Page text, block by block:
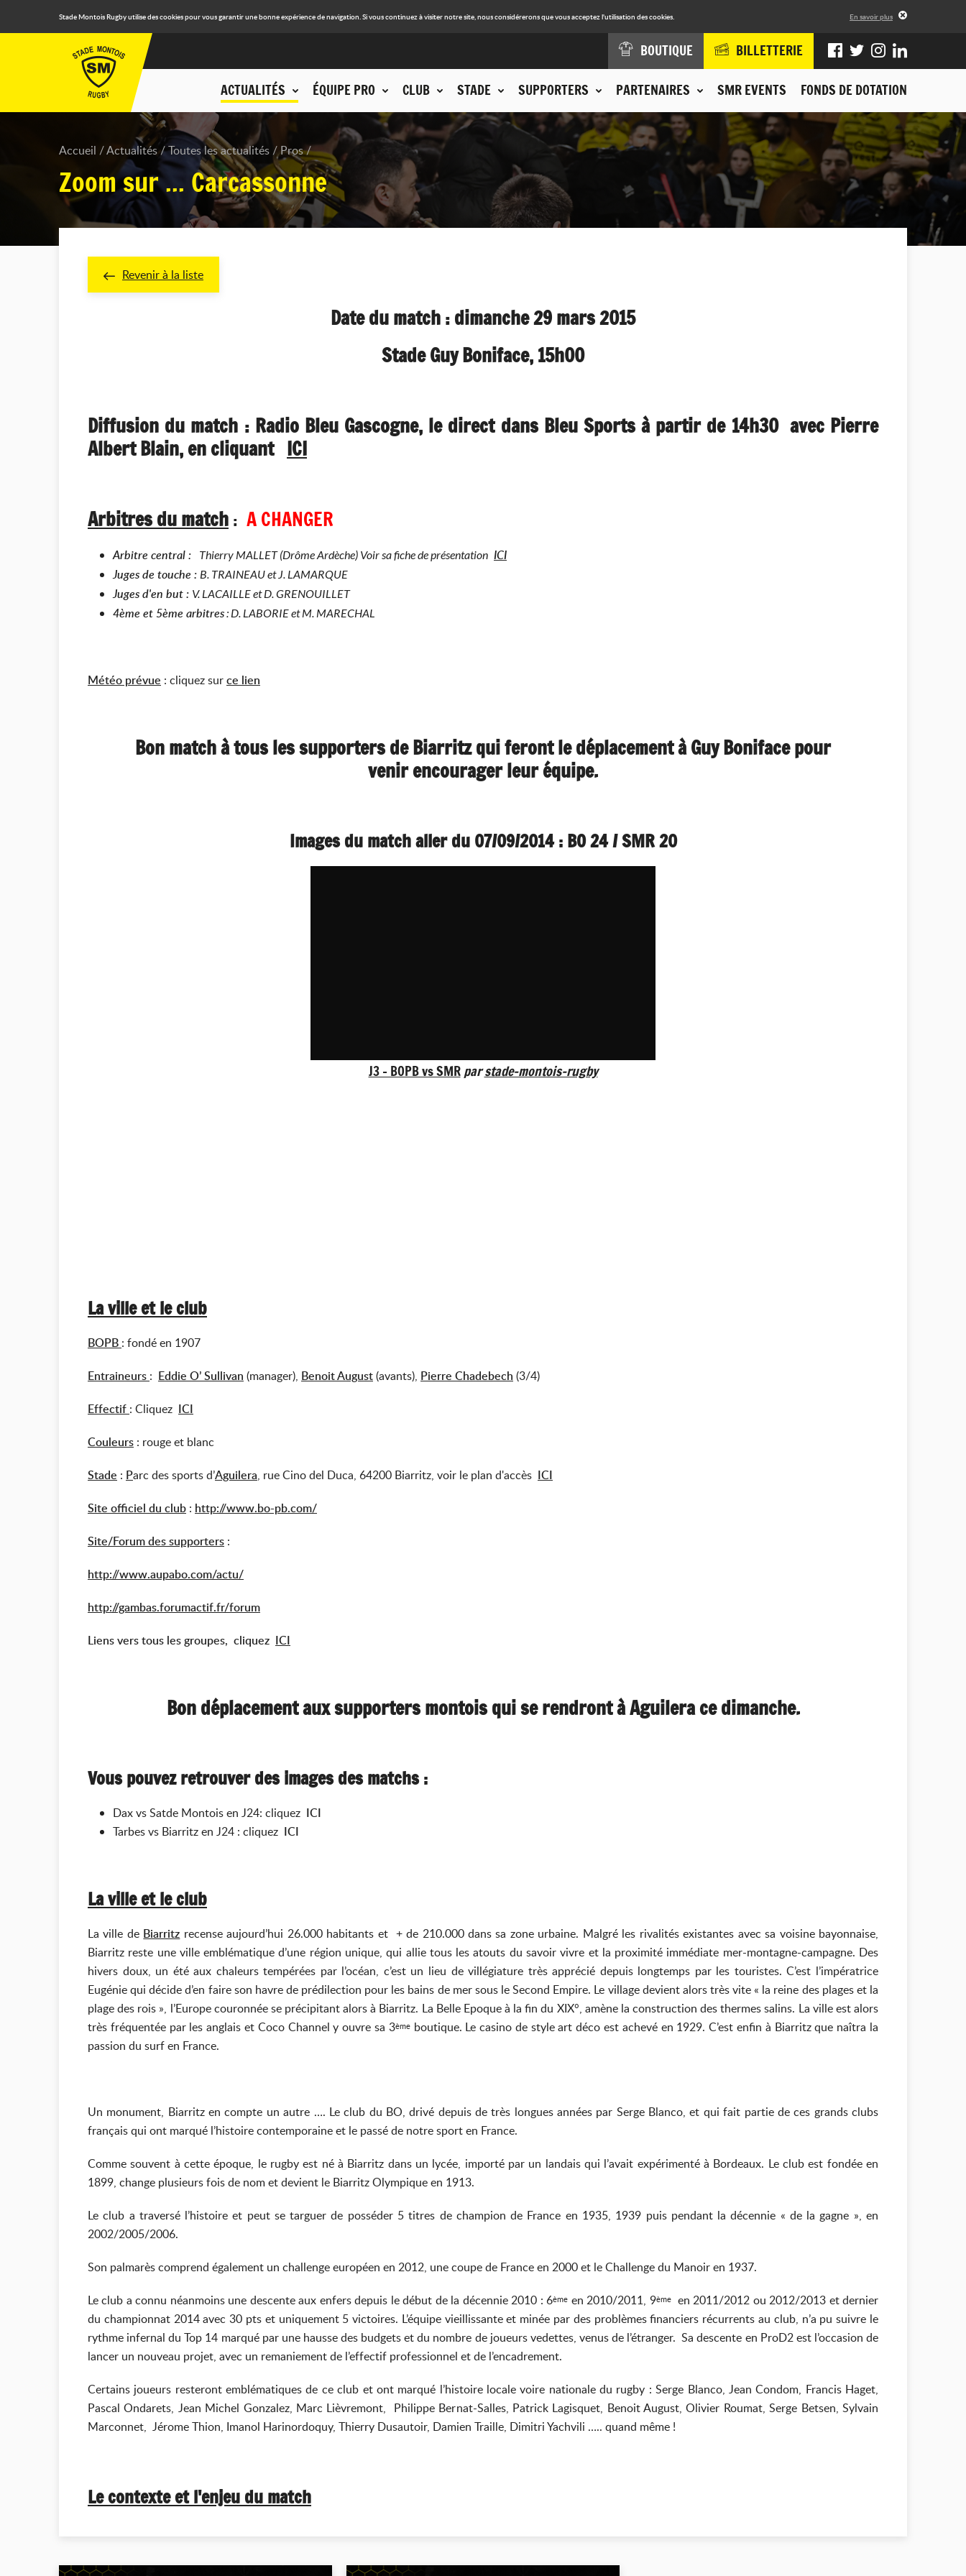
Stade Montois Rugby utilise des cookies pour vous garantir une bonne expérience de navigation. Si vous continuez à visiter notre site, nous considérerons que vous acceptez l'utilisation des cookies. En savoir plus
ACTUALITÉS ÉQUIPE PRO CLUB STADE SUPPORTERS PARTENAIRES SMR EVENTS FONDS DE DOTATION
BOUTIQUE BILLETTERIE
Accueil Actualités Toutes les actualités Pros
Zoom sur ... Carcassonne
Revenir à la liste
Date du match : dimanche 29 mars 2015
Stade Guy Boniface, 15h00
Diffusion du match : Radio Bleu Gascogne, le direct dans Bleu Sports à partir de 14h30 avec Pierre
Albert Blain, en cliquant ICI
Arbitres du match: A CHANGER
Arbitre central : Thierry MALLET (Drôme Ardèche) Voir sa fiche de présentation ICI
Juges de touche : B. TRAINEAU et J. LAMARQUE
Juges d'en but : V. LACAILLE et D. GRENOUILLET
4ème et 5ème arbitres: D. LABORIE et M. MARECHAL
Météo prévue : cliquez surce lien
Bon match à tous les supporters de Biarritz qui feront le déplacement à Guy Boniface pour
venir encourager leur équipe.
Images du match aller du 07/09/2014 : BO 24 / SMR 20
J3 - BOPB vs SMR parstade-montois-rugby
La ville et le club
BOPB : fondé en 1907
Entraineurs : Eddie O’ Sullivan (manager), Benoit August(avants), Pierre Chadebech (3/4)
Effectif : Cliquez ICI
Couleurs : rouge et blanc
Stade : Parc des sports d’Aguilera, rue Cino del Duca, 64200 Biarritz, voir le plan d'accès ICI
Site officiel du club : http://www.bo-pb.com/
Site/Forum des supporters :
http://www.aupabo.com/actu/
http://gambas.forumactif.fr/forum
Liens vers tous les groupes, cliquez ICI
Bon déplacement aux supporters montois qui se rendront à Aguilera ce dimanche.
Vous pouvez retrouver des images des matchs :
Dax vs Satde Montois en J24: cliquez ICI
Tarbes vs Biarritz en J24 : cliquez ICI
La ville et le club
La ville de Biarritz recense aujourd’hui 26.000 habitants et + de 210.000 dans sa zone urbaine. Malgré les rivalités existantes avec sa voisine bayonnaise,
Biarritz reste une ville emblématique d’une région unique, qui allie tous les atouts du savoir vivre et la proximité immédiate mer-montagne-campagne. Des
hivers doux, un été aux chaleurs tempérées par l’océan, c’est un lieu de villégiature très apprécié depuis longtemps par les touristes. C’est l’impératrice
Eugénie qui décide d’en faire son havre de prédilection pour les bains de mer sous le Second Empire. Le village devient alors très vite « la reine des plages et la
plage des rois », l’Europe couronnée se précipitant alors à Biarritz. La Belle Epoque à la fin du XIX°, amène la construction des thermes salins. La ville est alors
très fréquentée par les anglais et Coco Channel y ouvre sa 3èmeboutique. Le casino de style art déco est achevé en 1929. C’est enfin à Biarritz que naîtra la
passion du surf en France.
Un monument, Biarritz en compte un autre …. Le club du BO, drivé depuis de très longues années par Serge Blanco, et qui fait partie de ces grands clubs
français qui ont marqué l’histoire contemporaine et le passé de notre sport en France.
Comme souvent à cette époque, le rugby est né à Biarritz dans un lycée, importé par un landais qui l’avait expérimenté à Bordeaux. Le club est fondée en
1899, change plusieurs fois de nom et devient le Biarritz Olympique en 1913.
Le club a traversé l’histoire et peut se targuer de posséder 5 titres de champion de France en 1935, 1939 puis pendant la décennie « de la gagne », en
2002/2005/2006.
Son palmarès comprend également un challenge européen en 2012, une coupe de France en 2000 et le Challenge du Manoir en 1937.
Le club a connu néanmoins une descente aux enfers depuis le début de la décennie 2010 : 6ème en 2010/2011, 9èmeen 2011/2012 ou 2012/2013 et dernier
du championnat 2014 avec 30 pts et uniquement 5 victoires. L’équipe vieillissante et minée par des problèmes financiers récurrents au club, n’a pu suivre le
rythme infernal du Top 14 marqué par une hausse des budgets et du nombre de joueurs vedettes, venus de l’étranger. Sa descente en ProD2 est l’occasion de
lancer un nouveau projet, avec un remaniement de l’effectif professionnel et de l’encadrement.
Certains joueurs resteront emblématiques de ce club et ont marqué l’histoire locale voire nationale du rugby : Serge Blanco, Jean Condom, Francis Haget,
Pascal Ondarets, Jean Michel Gonzalez, Marc Lièvremont, Philippe Bernat-Salles, Patrick Lagisquet, Benoit August, Olivier Roumat, Serge Betsen, Sylvain
Marconnet, Jérome Thion, Imanol Harinordoquy, Thierry Dusautoir, Damien Traille, Dimitri Yachvili ….. quand même !
Le contexte et l'enjeu du match